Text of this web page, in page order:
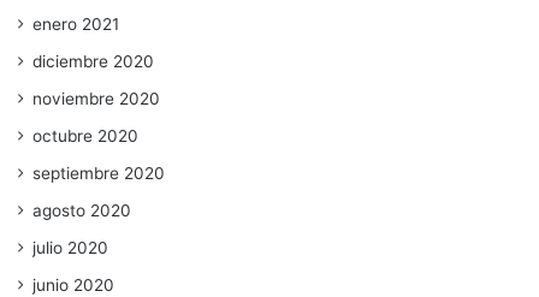
enero 2021
diciembre 2020
noviembre 2020
octubre 2020
septiembre 2020
agosto 2020
julio 2020
junio 2020